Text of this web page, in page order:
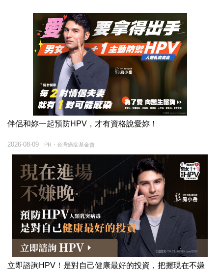
伴侶和妳一起預防HPV，才有資格說愛妳！
PR・台灣癌症基金會
2026-08-09
立即諮詢HPV！是對自己健康最好的投資，把握現在不嫌